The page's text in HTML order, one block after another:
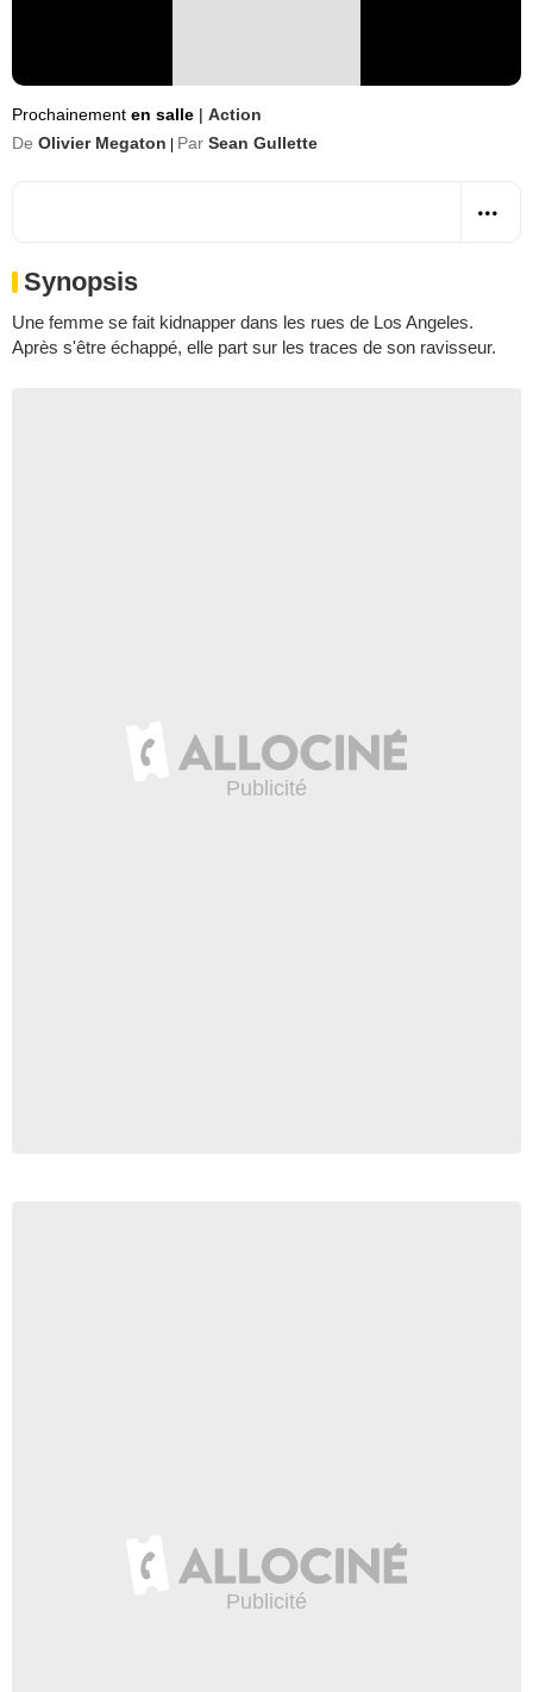
Prochainement en salle | Action
De Olivier Megaton Par Sean Gullette
Synopsis
Une femme se fait kidnapper dans les rues de Los Angeles.
Après s'être échappé, elle part sur les traces de son ravisseur.